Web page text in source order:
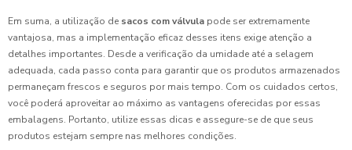
Em suma, a utilização de sacos com válvula pode ser extremamente
vantajosa, mas a implementação eficaz desses itens exige atenção a
detalhes importantes. Desde a verificação da umidade até a selagem
adequada, cada passo conta para garantir que os produtos armazenados
permaneçam frescos e seguros por mais tempo. Com os cuidados certos,
você poderá aproveitar ao máximo as vantagens oferecidas por essas
embalagens. Portanto, utilize essas dicas e assegure-se de que seus
produtos estejam sempre nas melhores condições.